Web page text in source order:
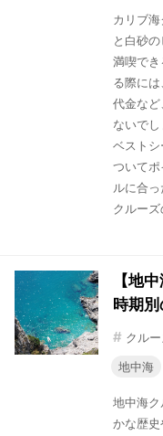
カリブ
と白砂
満喫で
る際に
代金な
ないで
ベスト
ついて
ルに合
クルーズ
【地
時期
# クル
地中海
地中海
かな歴